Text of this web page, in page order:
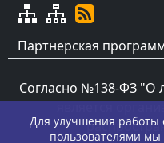
Партнерская
Согласно №138-ФЗ "О
является
Для улучшения работы
пользователями